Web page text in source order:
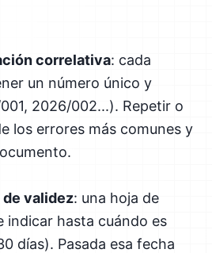
correlativa: cada
un número único y
2026/002...). Repetir o
los errores más comunes y
de validez: una hoja de
indicar hasta cuándo es
días). Pasada esa fecha